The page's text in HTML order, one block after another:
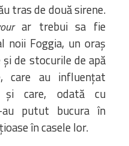
tras de două sirene.
ar trebui sa fie
noii Foggia, un oraș
de stocurile de apă
care au influențat
și care, odată cu
au putut bucura în
în casele lor.